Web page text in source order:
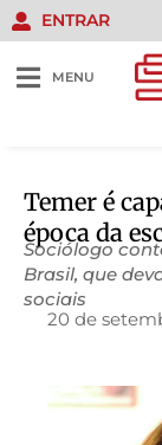
ENTRAR
MENU
Temer é
época da
Sociólogo
Brasil, que
sociais
20 de